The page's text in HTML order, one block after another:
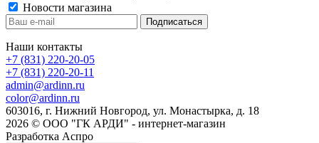
Новости магазина
Наши контакты
+7 (831) 220-20-05
+7 (831) 220-20-11
admin@ardinn.ru
color@ardinn.ru
603016, г. Нижний Новгород, ул. Монастырка, д. 18
2026 © ООО "ГК АРДИ" - интернет-магазин
Разработка Аспро